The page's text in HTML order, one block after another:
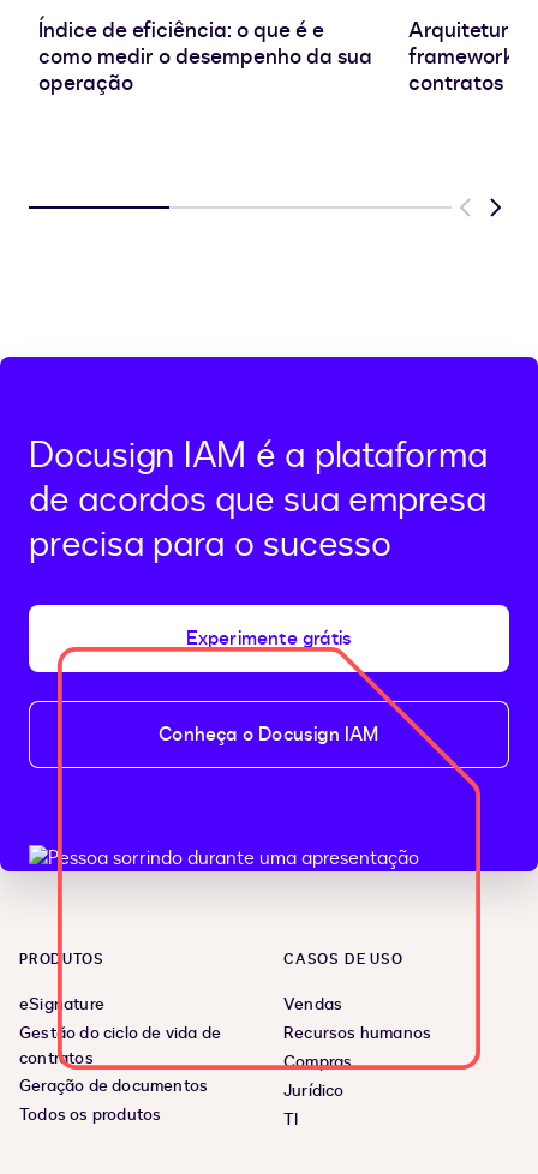
Índice de eficiência: o que é e
como medir o desempenho da sua
operação
Arquitetura
frameworks
contratos
Previous
Next
Docusign IAM é a plataforma
de acordos que sua empresa
precisa para o sucesso
Experimente grátis
Conheça o Docusign IAM
PRODUTOS
eSignature
Gestão do ciclo de vida de
contratos
Geração de documentos
Todos os produtos
CASOS DE USO
Vendas
Recursos humanos
Compras
Jurídico
TI